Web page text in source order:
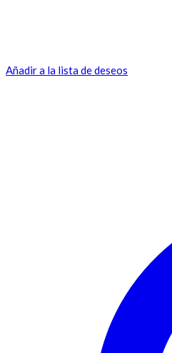
Añadir a la lista de deseos